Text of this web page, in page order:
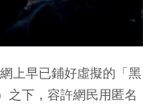
上早已鋪好虛擬的「黑
之下，容許網民用匿名